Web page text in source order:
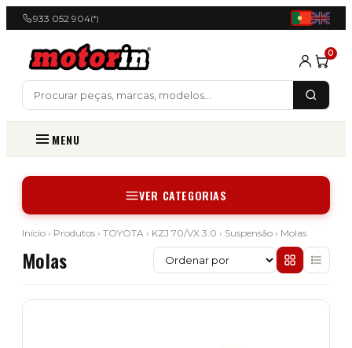
933 052 904(*)
0
MENU
VER CATEGORIAS
Início › Produtos › TOYOTA › KZJ 70/VX 3.0 › Suspensão › Molas
Molas